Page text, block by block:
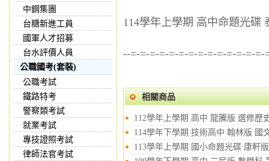
中鋼集團
台糖新進工員
國軍人才招募
台水評價人員
公職國考(套裝)
公職考試
鐵路特考
警察類考試
就業考試
專技證照考試
律師法官考試
114學年上學期 高中命題光碟
--=-=-=-=-=-=-=-=-=-=-=-=-=-
相關商品
112學年上學期 高中 龍騰版 選修歷
114學年下學期 技術高中 翰林版 國
113學年上學期 國小命題光碟 康軒